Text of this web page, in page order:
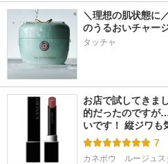
＼理想の肌状態に
のうるおいチャー
タッチャ
お店で試してきま
的だったのですが
いです！ 縦ジワ
7
カネボウ　ルージュス